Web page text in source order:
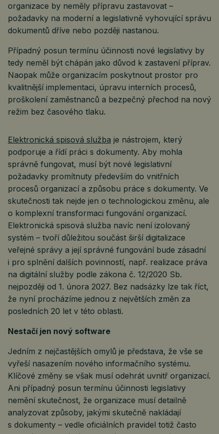
organizace by neměly přípravu zastavovat –
požadavky na moderní a legislativně vyhovující správu
dokumentů dříve nebo později nastanou.
Případný posun termínu účinnosti nové legislativy by
tedy neměl být chápán jako důvod k zastavení příprav.
Naopak může organizacím poskytnout prostor pro
kvalitnější implementaci, úpravu interních procesů,
proškolení zaměstnanců a bezpečný přechod na nový
režim bez časového tlaku.
Elektronická spisová služba je nástrojem, který
podporuje a řídí práci s dokumenty. Aby mohla
správně fungovat, musí být nové legislativní
požadavky promítnuty především do vnitřních
procesů organizací a způsobu práce s dokumenty. Ve
skutečnosti tak nejde jen o technologickou změnu, ale
o komplexní transformaci fungování organizací.
Elektronická spisová služba navíc není izolovaný
systém – tvoří důležitou součást širší digitalizace
veřejné správy a její správné fungování bude zásadní
i pro splnění dalších povinností, např. realizace práva
na digitální služby podle zákona č. 12/2020 Sb.
nejpozději od 1. února 2027. Bez nadsázky lze tak říct,
že nyní procházíme jednou z největších změn za
posledních 20 let v této oblasti.
Nestačí jen nový software
Jedním z nejčastějších omylů je představa, že vše se
vyřeší nasazením nového informačního systému.
Klíčové změny se však musí odehrát uvnitř organizací.
Ani případný posun termínu účinnosti legislativy
nemění skutečnost, že organizace musí detailně
analyzovat způsoby, jakými skutečně nakládají
s dokumenty – vedle oficiálních pravidel totiž často